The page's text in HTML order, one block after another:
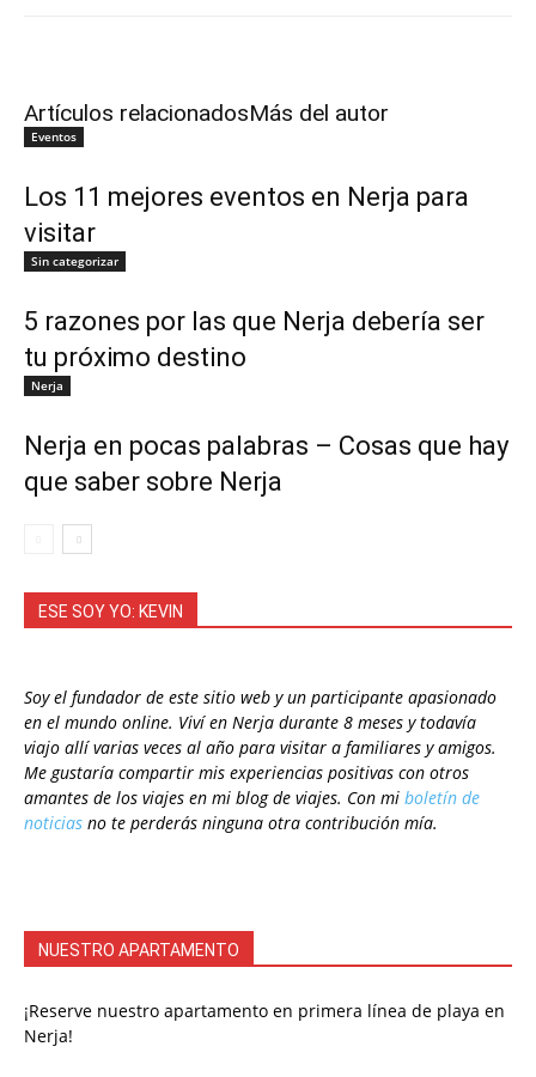
Artículos relacionadosMás del autor
Eventos
Los 11 mejores eventos en Nerja para
visitar
Sin categorizar
5 razones por las que Nerja debería ser
tu próximo destino
Nerja
Nerja en pocas palabras – Cosas que hay
que saber sobre Nerja
ESE SOY YO: KEVIN
Soy el fundador de este sitio web y un participante apasionado
en el mundo online. Viví en Nerja durante 8 meses y todavía
viajo allí varias veces al año para visitar a familiares y amigos.
Me gustaría compartir mis experiencias positivas con otros
amantes de los viajes en mi blog de viajes. Con mi boletín de
noticias no te perderás ninguna otra contribución mía.
NUESTRO APARTAMENTO
¡Reserve nuestro apartamento en primera línea de playa en
Nerja!